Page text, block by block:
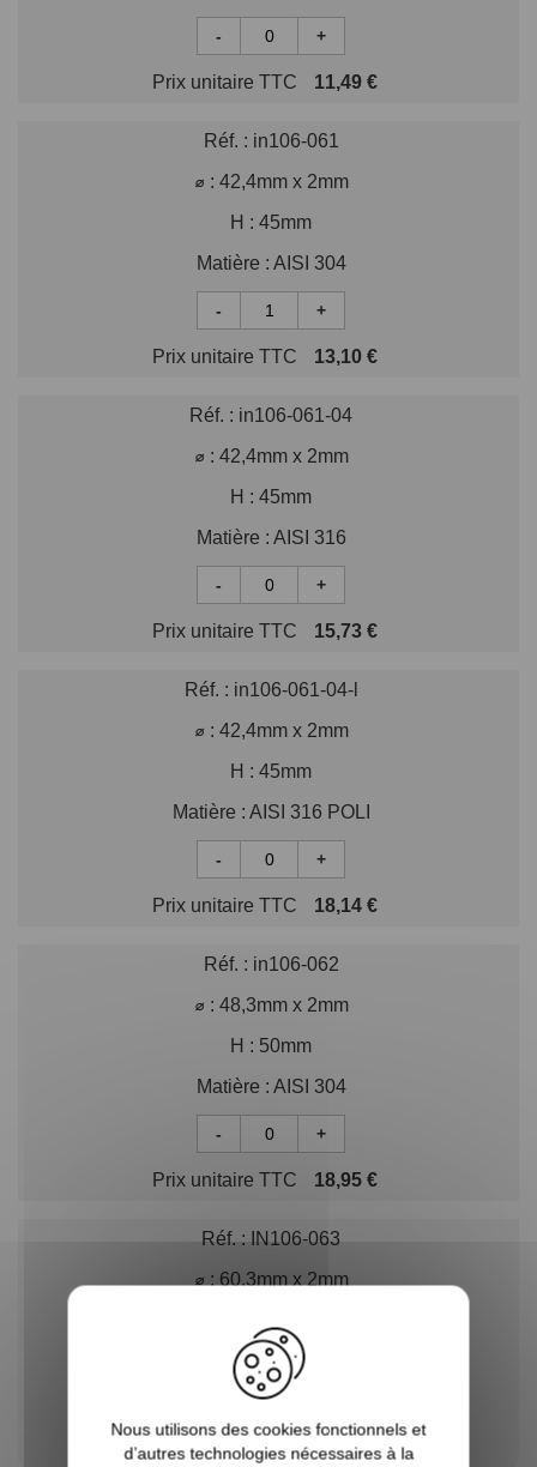
- +
Prix unitaire TTC 11,49 €
Réf. : in106-061
⌀ : 42,4mm x 2mm
H : 45mm
Matière : AISI 304
- +
Prix unitaire TTC 13,10 €
Réf. : in106-061-04
⌀ : 42,4mm x 2mm
H : 45mm
Matière : AISI 316
- +
Prix unitaire TTC 15,73 €
Réf. : in106-061-04-l
⌀ : 42,4mm x 2mm
H : 45mm
Matière : AISI 316 POLI
- +
Prix unitaire TTC 18,14 €
Réf. : in106-062
⌀ : 48,3mm x 2mm
H : 50mm
Matière : AISI 304
- +
Prix unitaire TTC 18,95 €
Réf. :
IN106-063
⌀ : 60,3mm x 2mm
Matière :AISI 304
Prix unitaire TTC 59,54 €
Nous utilisons des cookies fonctionnels et
d’autres technologies nécessaires à la